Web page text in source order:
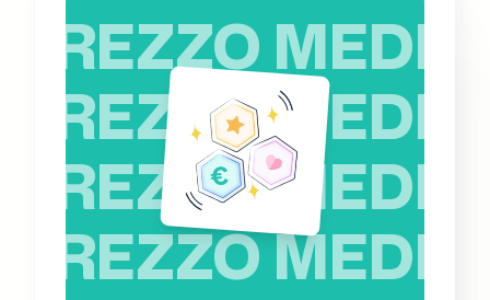
PREZZO MEDIO
PREZZO MEDIO
PREZZO MEDIO
PREZZO MEDIO